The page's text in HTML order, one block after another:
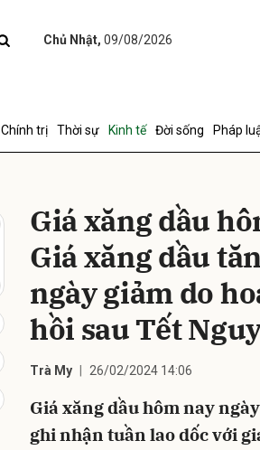
Chủ Nhật, 09/08/2026
Chính trị Thời sự Kinh tế Đời sống Pháp
Giá xăng dầu
Giá xăng dầu
ngày giảm do
hồi sau Tết
Trà My 26/02/2024 14:06
Giá xăng dầu hôm nay
ghi nhận tuần lao dốc với
Gửi